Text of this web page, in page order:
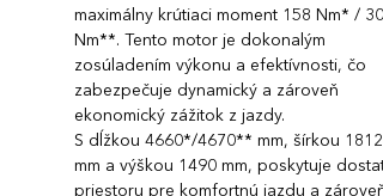
maximálny krútiaci moment 158 Nm* /
Nm**. Tento motor je dokonalým
zosúladením výkonu a efektívnosti, čo
zabezpečuje dynamický a zároveň
ekonomický zážitok z jazdy.
S dĺžkou 4660*/4670** mm, šírkou 1812
mm a výškou 1490 mm, poskytuje
priestoru pre komfortnú jazdu a zároveň